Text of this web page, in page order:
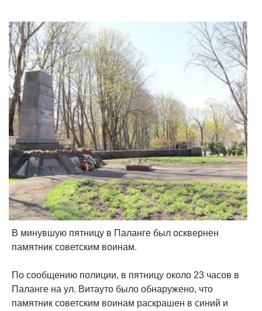
В минувшую пятницу в Паланге был осквернен
памятник советским воинам.
По сообщению полиции, в пятницу около 23 часов в
Паланге на ул. Витауто было обнаружено, что
памятник советским воинам раскрашен в синий и